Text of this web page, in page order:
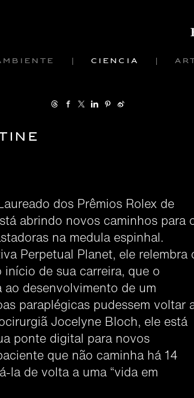
Ciência
dos Prêmios Rolex de
abrindo novos caminhos para
na medula espinhal.
Perpetual Planet, ele relembra
de sua carreira, que o
desenvolvimento de um
paraplégicas pudessem voltar
Jocelyne Bloch, ele está
ponte digital para novos
que não caminha há 14
la de volta a uma “vida em